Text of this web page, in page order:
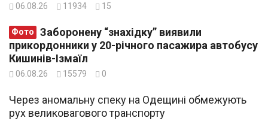
06.08.26 11934 15
Фото
прикордонники у 20-річного пасажира автобусу
Кишинів-Ізмаїл
06.08.26 15579 0
Через аномальну спеку на Одещині обмежують
рух великовагового транспорту